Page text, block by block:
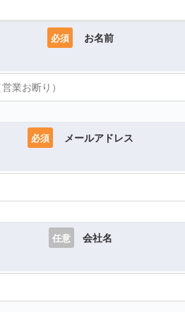
必須 お名前
必須 メールアドレス
任意 会社名